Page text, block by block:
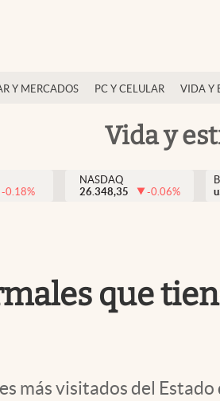
Y MERCADOS PC Y CELULAR VIDA Y
Vida y
-0.18%
NASDAQ
26.348,35
-0.06%
que
más visitados del